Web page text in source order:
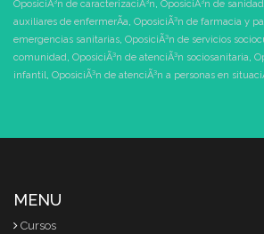
OposiciÃ³n de caracterizaciÃ³n, OposiciÃ³n de sanidad
auxiliares de enfermerÃ­a, OposiciÃ³n de farmacia y
emergencias sanitarias, OposiciÃ³n de servicios
comunidad, OposiciÃ³n de atenciÃ³n sociosanitaria,
infantil, OposiciÃ³n de atenciÃ³n a personas en
MENU
Cursos